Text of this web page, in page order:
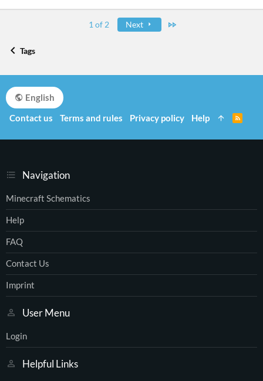
1 of 2 Next
Tags
Navigation
Minecraft Schematics
Help
FAQ
Contact Us
Imprint
User Menu
Login
Helpful Links
English
Contact us
Terms and rules Privacy policy Help
S